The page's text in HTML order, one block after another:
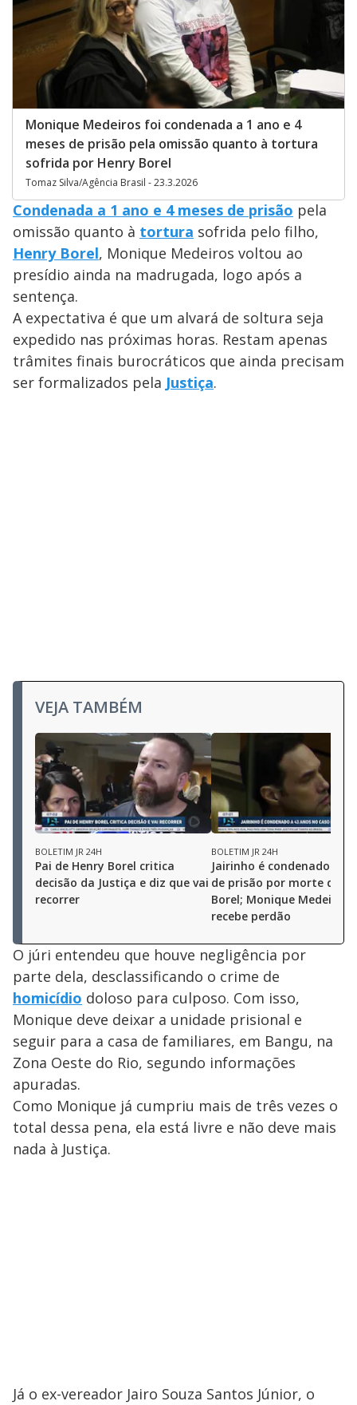
Monique Medeiros foi condenada a 1 ano e 4
meses de prisão pela omissão quanto à tortura
sofrida por Henry Borel
Tomaz Silva/Agência Brasil - 23.3.2026
Condenada a 1 ano e 4 meses de prisão pela
omissão quanto à tortura sofrida pelo filho,
Henry Borel, Monique Medeiros voltou ao
presídio ainda na madrugada, logo após a
sentença.
A expectativa é que um alvará de soltura seja
expedido nas próximas horas. Restam apenas
trâmites finais burocráticos que ainda precisam
ser formalizados pela Justiça.
VEJA TAMBÉM
BOLETIM JR 24H
Pai de Henry Borel critica
decisão da Justiça e diz que vai
recorrer
BOLETIM JR 24H
Jairinho é condenado a
de prisão por morte de
Borel; Monique Medeiros
recebe perdão
O júri entendeu que houve negligência por
parte dela, desclassificando o crime de
homicídio doloso para culposo. Com isso,
Monique deve deixar a unidade prisional e
seguir para a casa de familiares, em Bangu, na
Zona Oeste do Rio, segundo informações
apuradas.
Como Monique já cumpriu mais de três vezes o
total dessa pena, ela está livre e não deve mais
nada à Justiça.
Já o ex-vereador Jairo Souza Santos Júnior, o